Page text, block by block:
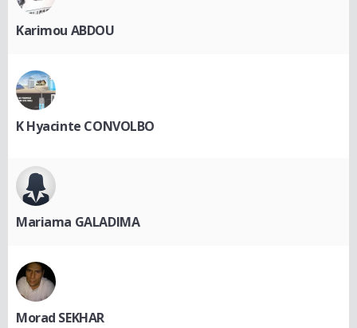
Karimou ABDOU
K Hyacinte CONVOLBO
Mariama GALADIMA
Morad SEKHAR